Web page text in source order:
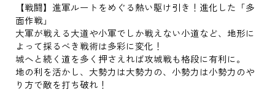
【戦闘】進軍ルートをめぐる熱い駆け引き！進化した「多
面作戦」
大軍が戦える大道や小軍でしか戦えない小道など、地形に
よって採るべき戦術は多彩に変化！
城へと続く道を多く押さえれば攻城戦も格段に有利に。
地の利を活かし、大勢力は大勢力の、小勢力は小勢力のや
り方で敵を打ち破れ！